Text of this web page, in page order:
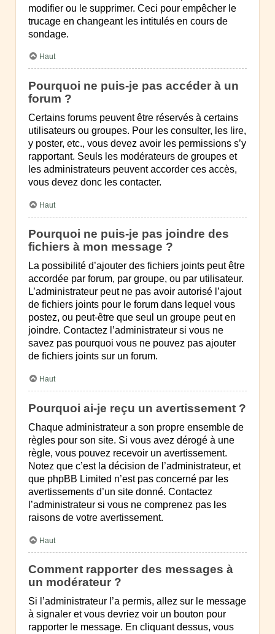
modifier ou le supprimer. Ceci pour empêcher le
trucage en changeant les intitulés en cours de
sondage.
Haut
Pourquoi ne puis-je pas accéder à un
forum ?
Certains forums peuvent être réservés à certains
utilisateurs ou groupes. Pour les consulter, les lire,
y poster, etc., vous devez avoir les permissions s’y
rapportant. Seuls les modérateurs de groupes et
les administrateurs peuvent accorder ces accès,
vous devez donc les contacter.
Haut
Pourquoi ne puis-je pas joindre des
fichiers à mon message ?
La possibilité d’ajouter des fichiers joints peut être
accordée par forum, par groupe, ou par utilisateur.
L’administrateur peut ne pas avoir autorisé l’ajout
de fichiers joints pour le forum dans lequel vous
postez, ou peut-être que seul un groupe peut en
joindre. Contactez l’administrateur si vous ne
savez pas pourquoi vous ne pouvez pas ajouter
de fichiers joints sur un forum.
Haut
Pourquoi ai-je reçu un avertissement ?
Chaque administrateur a son propre ensemble de
règles pour son site. Si vous avez dérogé à une
règle, vous pouvez recevoir un avertissement.
Notez que c’est la décision de l’administrateur, et
que phpBB Limited n’est pas concerné par les
avertissements d’un site donné. Contactez
l’administrateur si vous ne comprenez pas les
raisons de votre avertissement.
Haut
Comment rapporter des messages à
un modérateur ?
Si l’administrateur l’a permis, allez sur le message
à signaler et vous devriez voir un bouton pour
rapporter le message. En cliquant dessus, vous